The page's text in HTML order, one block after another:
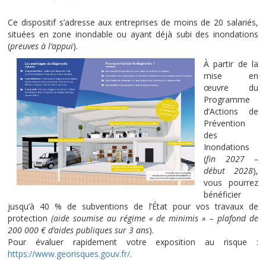
Ce dispositif s’adresse aux entreprises de moins de 20 salariés,
situées en zone inondable ou ayant déjà subi des inondations
(preuves à l’appui).
À partir de la
mise en
œuvre du
Programme
d’Actions de
Prévention
des
Inondations
(fin 2027 –
début 2028),
vous pourrez
bénéficier
jusqu’à 40 % de subventions de l’État pour vos travaux de
protection(aide soumise au régime « de minimis » – plafond de
200 000 € d’aides publiques sur 3 ans).
Pour évaluer rapidement votre exposition au risque :
https://www.georisques.gouv.fr/.